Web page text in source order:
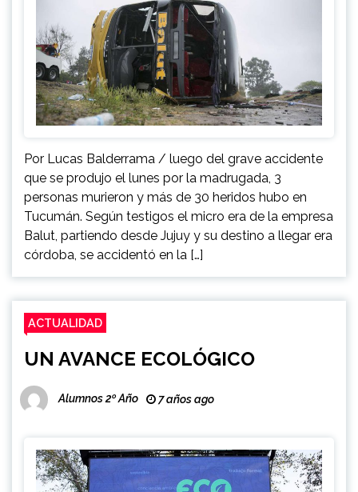
Por Lucas Balderrama / luego del grave accidente
que se produjo el lunes por la madrugada, 3
personas murieron y más de 30 heridos hubo en
Tucumán. Según testigos el micro era de la empresa
Balut, partiendo desde Jujuy y su destino a llegar era
córdoba, se accidentó en la […]
ACTUALIDAD
UN AVANCE ECOLÓGICO
Alumnos 2º Año 7 años ago